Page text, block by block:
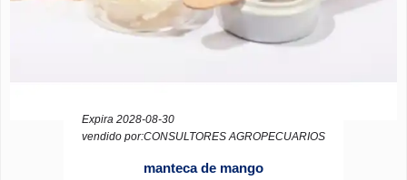
Expira 2028-08-30
vendido por:CONSULTORES AGROPECUARIOS
manteca de mango